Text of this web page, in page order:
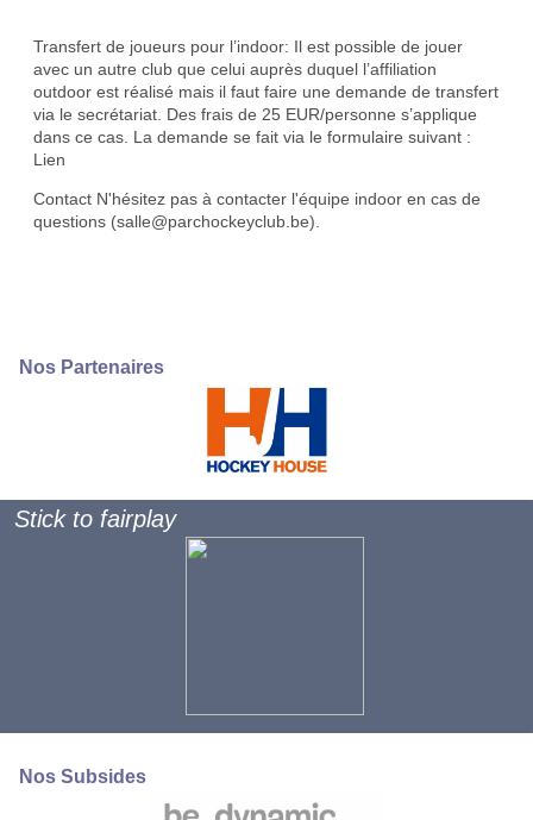
Transfert de joueurs pour l’indoor: Il est possible de jouer
avec un autre club que celui auprès duquel l’affiliation
outdoor est réalisé mais il faut faire une demande de transfert
via le secrétariat. Des frais de 25 EUR/personne s’applique
dans ce cas. La demande se fait via le formulaire suivant :
Lien
Contact N'hésitez pas à contacter l'équipe indoor en cas de
questions (salle@parchockeyclub.be).
Nos Partenaires
Stick to fairplay
Nos Subsides